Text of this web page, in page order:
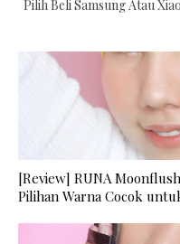
Pilih Beli Samsung Atau
[Review] RUNA
Pilihan Warna Cocok